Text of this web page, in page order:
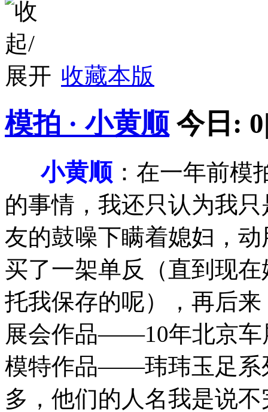
收藏本版
模拍 · 小黄顺 今日: 0
小黄顺 ： 在一年前模
的事情，我还只认为我
友的鼓噪下瞒着媳妇，
买了一架单反（直到现
托我保存的呢），再后
展会作品——10年北京车
模特作品——玮玮玉足系
多，他们的人名我是说